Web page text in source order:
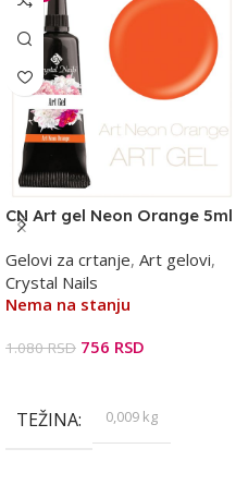
CN Art gel Neon Orange 5ml
Gelovi za crtanje, Art gelovi,
Crystal Nails
Nema na stanju
1.080RSD 756 RSD
TEŽINA 0,009 kg